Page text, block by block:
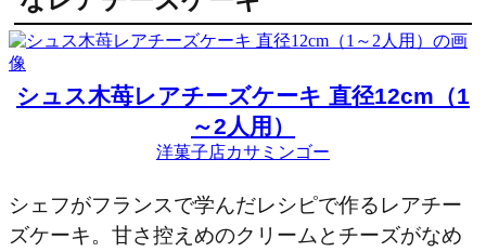
シュス木苺レアチーズケーキ 直径12cm（1
～2人用）
洋菓子店カサミンゴー
シェフがフランスで学んだレシピで作るレアチー
ズケーキ。甘さ控えめのクリームとチーズがなめ